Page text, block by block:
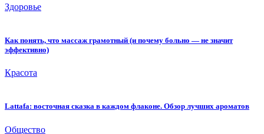
Здоровье
Как понять, что массаж грамотный (и почему больно — не значит
эффективно)
Красота
Lattafa: восточная сказка в каждом флаконе. Обзор лучших ароматов
Общество